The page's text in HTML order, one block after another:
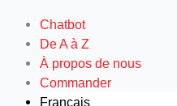
Chatbot
De A à Z
À propos de nous
Commander
Français